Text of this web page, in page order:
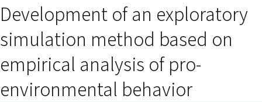
ウで開きます）
ンドウで開きます）
ウインドウで開きます）
Development of an exploratory
simulation method based on
empirical analysis of pro-
environmental behavior